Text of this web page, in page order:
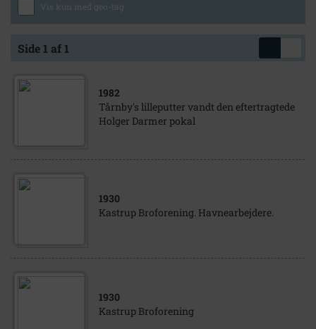
Vis kun med geo-tag
Side 1 af 1
1982
Tårnby's lilleputter vandt den eftertragtede
Holger Darmer pokal
1930
Kastrup Broforening. Havnearbejdere.
1930
Kastrup Broforening